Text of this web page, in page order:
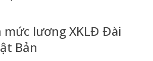
mức lương XKLĐ Đài
Bản